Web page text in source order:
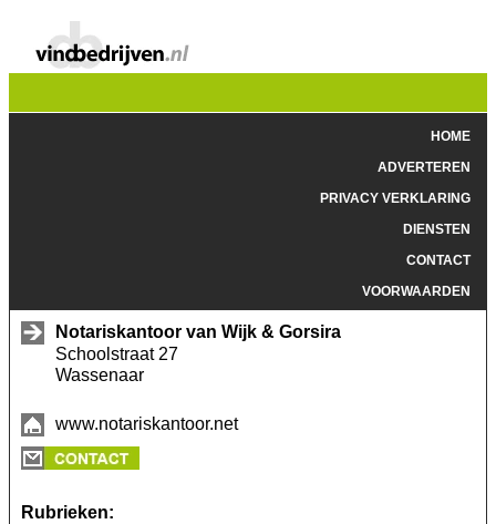
HOME
ADVERTEREN
PRIVACY VERKLARING
DIENSTEN
CONTACT
VOORWAARDEN
Notariskantoor van Wijk & Gorsira
Schoolstraat 27
Wassenaar
www.notariskantoor.net
Rubrieken: